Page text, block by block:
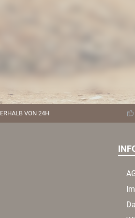
VON 24H